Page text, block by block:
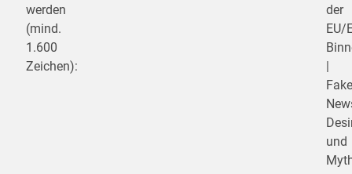
werden
(mind.
1.600
Zeichen):
der
EU/
Fake
und